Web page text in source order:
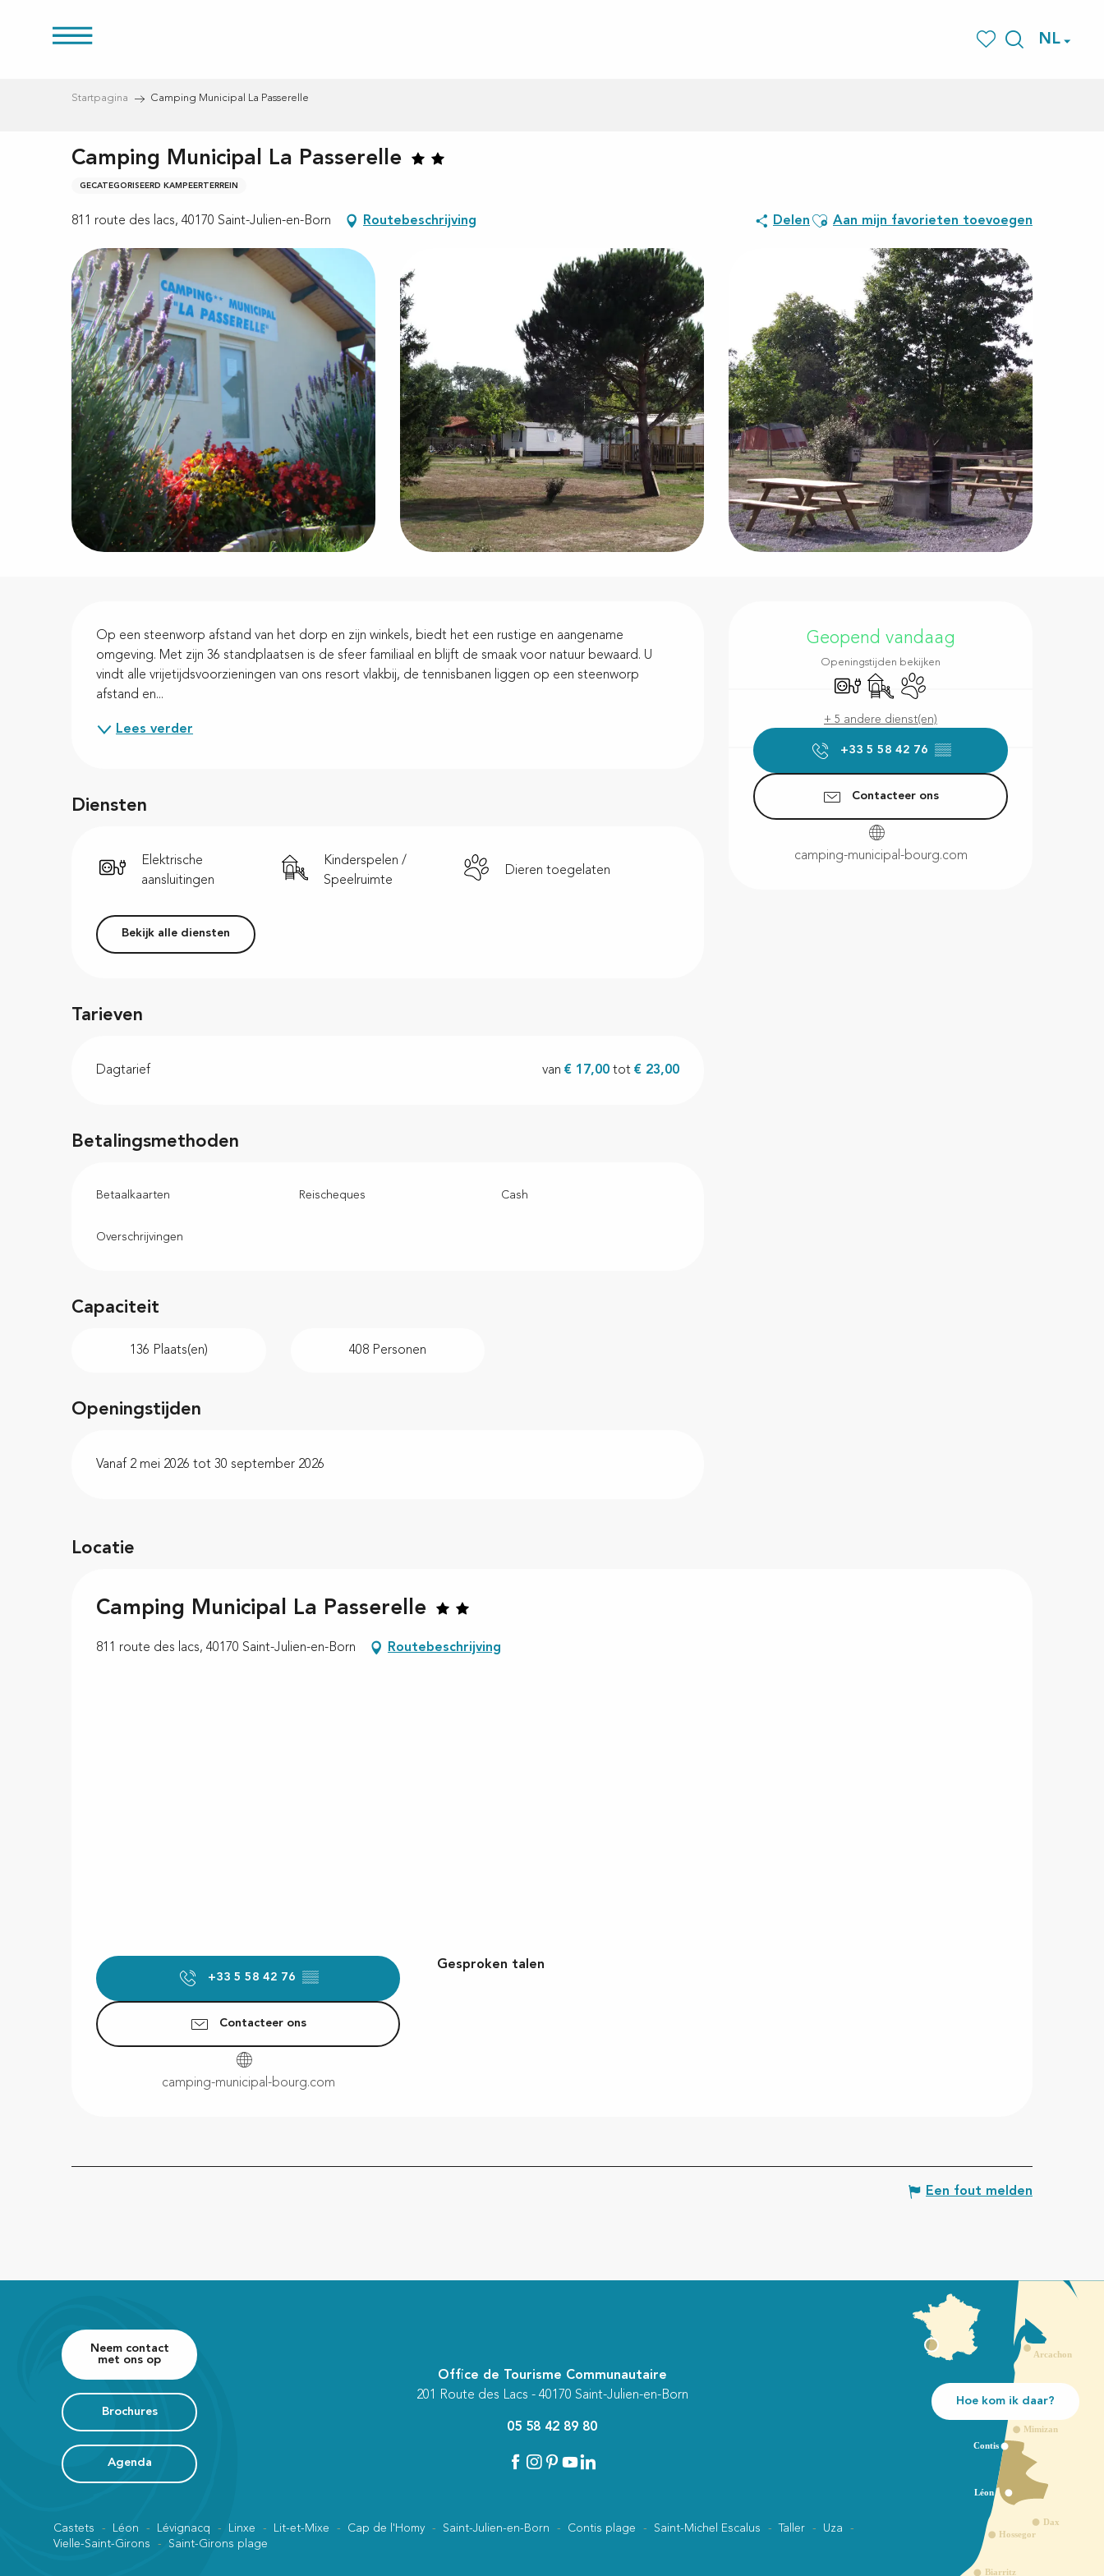
NL
Startpagina Camping Municipal La Passerelle
Camping Municipal La Passerelle
GECATEGORISEERD KAMPEERTERREIN
811 route des lacs, 40170 Saint-Julien-en-Born Routebeschrijving Delen Ajouter aux favoris
Aan mijn favorieten toevoegen
Openingstijden en
Geopend vandaag
Openingstijden bekijken
Elektrische aansluitingen
Kinderspelen / Speelruimte
Dieren toegelaten
+ 5 andere dienst(en)
+33 5 58 42 76 ▒▒
Contacteer ons
camping-municipal-bourg.com
Beschrijving
Op een steenworp afstand van het dorp en zijn winkels, biedt het een rustige en aangename
omgeving. Met zijn 36 standplaatsen is de sfeer familiaal en blijft de smaak voor natuur bewaard. U
vindt alle vrijetijdsvoorzieningen van ons resort vlakbij, de tennisbanen liggen op een steenworp
afstand en...
Lees verder
Diensten
Elektrische
aansluitingen
Kinderspelen /
Speelruimte
Dieren toegelaten
Bekijk alle diensten
Tarieven
Dagtarief van€ 17,00 tot€ 23,00
Betalingsmethoden
Betaalkaarten Reischeques Cash
Overschrijvingen
Capaciteit
136 Plaats(en) 408 Personen
Openingstijden
Vanaf 2 mei 2026 tot 30 september 2026
Locatie
Camping Municipal La Passerelle
811 route des lacs, 40170 Saint-Julien-en-Born Routebeschrijving
+33 5 58 42 76 ▒▒
Contacteer ons
camping-municipal-bourg.com
Gesproken talen
Gesproken talen
Een fout melden
Neem contact
met ons op
Brochures
Agenda
Office de Tourisme Communautaire
201 Route des Lacs - 40170 Saint-Julien-en-Born
05 58 42 89 80
Hoe kom ik daar?
Castets Léon Lévignacq Linxe Lit-et-Mixe Cap de l'Homy Saint-Julien-en-Born Contis plage Saint-Michel Escalus Taller
Uza
Vielle-Saint-Girons
Saint-Girons plage